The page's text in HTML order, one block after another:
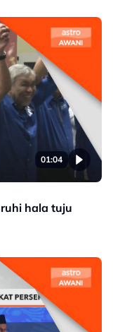
01:04
hala tuju